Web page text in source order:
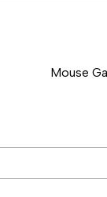
Mouse